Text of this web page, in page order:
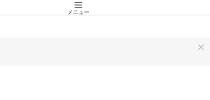
メニュー